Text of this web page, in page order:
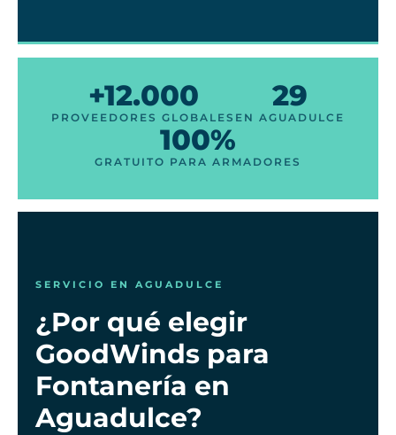
+12.000
PROVEEDORES GLOBALES
29
EN AGUADULCE
100%
GRATUITO PARA ARMADORES
SERVICIO EN AGUADULCE
¿Por qué elegir
GoodWinds para
Fontanería en
Aguadulce?